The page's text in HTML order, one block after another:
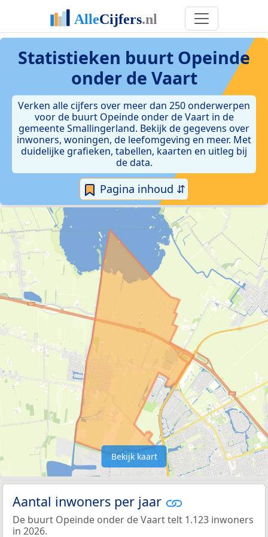
Statistieken buurt Opeinde
onder de Vaart
Verken alle cijfers over meer dan 250 onderwerpen
voor de buurt Opeinde onder de Vaart in de
gemeente Smallingerland. Bekijk de gegevens over
inwoners, woningen, de leefomgeving en meer. Met
duidelijke grafieken, tabellen, kaarten en uitleg bij
de data.
Pagina inhoud ⇵
Bekijk kaart
Aantal inwoners per jaar
De buurt Opeinde onder de Vaart telt 1.123 inwoners
in 2026.